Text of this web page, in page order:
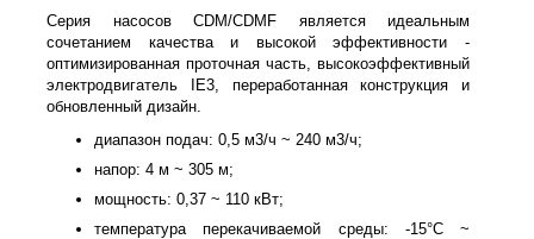
Серия насосов CDM/CDMF является идеальным
сочетанием качества и высокой эффективности -
оптимизированная проточная часть, высокоэффективный
электродвигатель IE3, переработанная конструкция и
обновленный дизайн.
диапазон подач: 0,5 м3/ч ~ 240 м3/ч;
напор: 4 м ~ 305 м;
мощность: 0,37 ~ 110 кВт;
температура перекачиваемой среды: -15°С ~